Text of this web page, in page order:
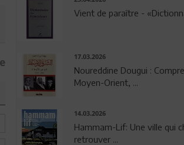
Vient de paraître -
17.03.2026
Noureddine Dougui :
Moyen-Orient, ...
14.03.2026
Hammam-Lif: Une ville qui
retrouver ...